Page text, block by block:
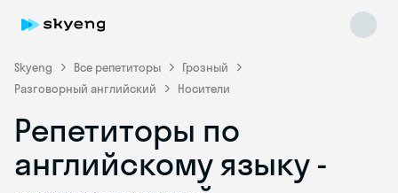
Skyeng Все репетиторы
Грозный
Разговорный английский
Носители
Репетиторы по
английскому языку -